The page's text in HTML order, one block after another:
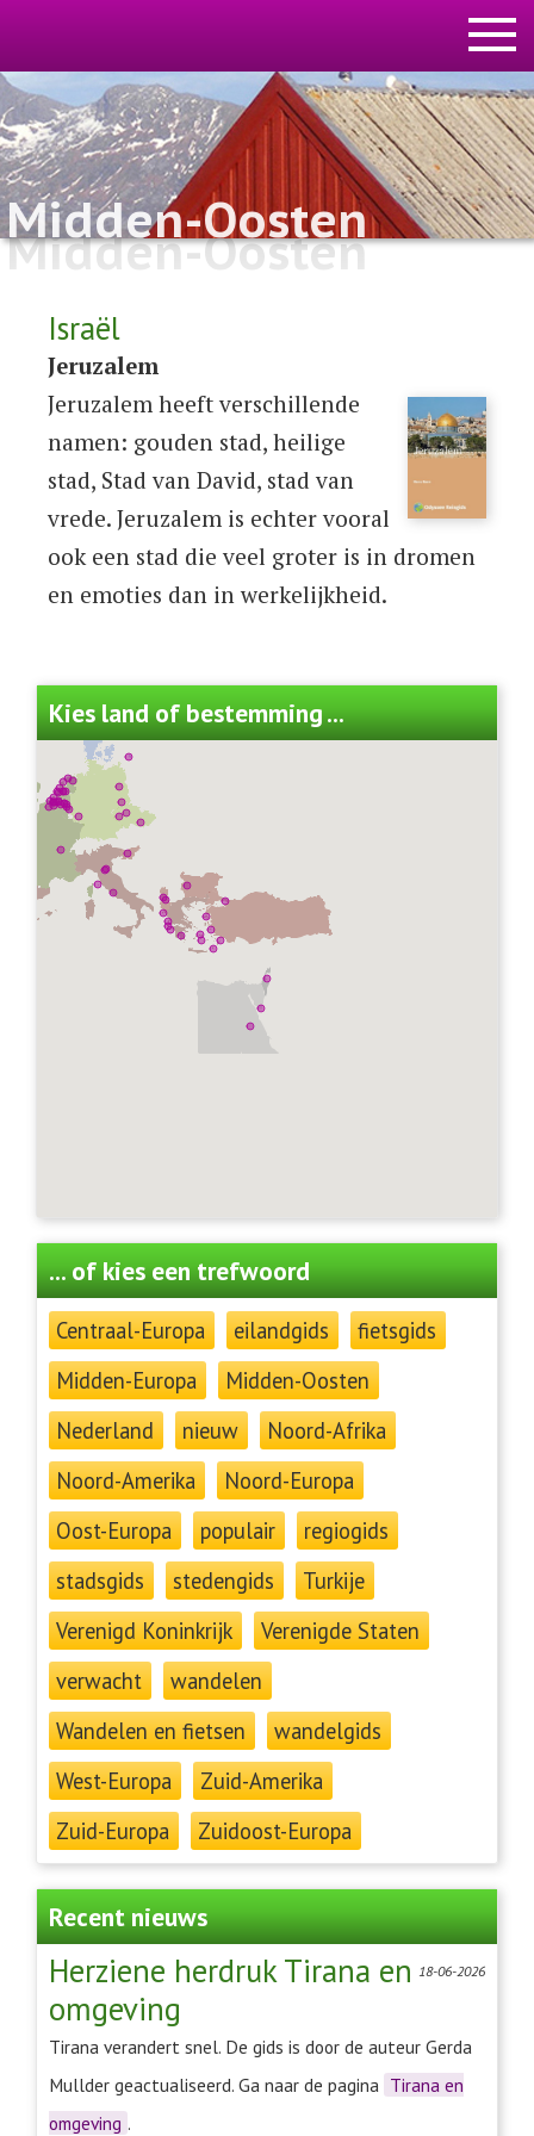
Midden-Oosten
Midden-Oosten
Kies land of bestemming ...
... of kies een trefwoord
Centraal-Europa eilandgids
fietsgids
Midden-Europa
Midden-Oosten
Nederland
nieuw
Noord-Afrika
Noord-Amerika
Noord-Europa
Oost-Europa
populair
regiogids
stadsgids
stedengids
Turkije
Verenigd Koninkrijk
Verenigde Staten
verwacht
wandelen
Wandelen en fietsen
wandelgids
West-Europa
Zuid-Amerika
Zuid-Europa
Zuidoost-Europa
Recent nieuws
18-06-2026
Herziene herdruk Tirana en
omgeving
Tirana verandert snel. De gids is door de auteur Gerda
Mullder geactualiseerd. Ga naar de pagina Tirana en
omgeving .
Israël
Jeruzalem
Jeruzalem heeft verschillende
namen: gouden stad, heilige
stad, Stad van David, stad van
vrede. Jeruzalem is echter vooral
ook een stad die veel groter is in dromen
en emoties dan in werkelijkheid.